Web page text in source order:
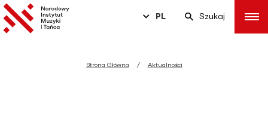
PL Szukaj
Strona Główna Aktualności